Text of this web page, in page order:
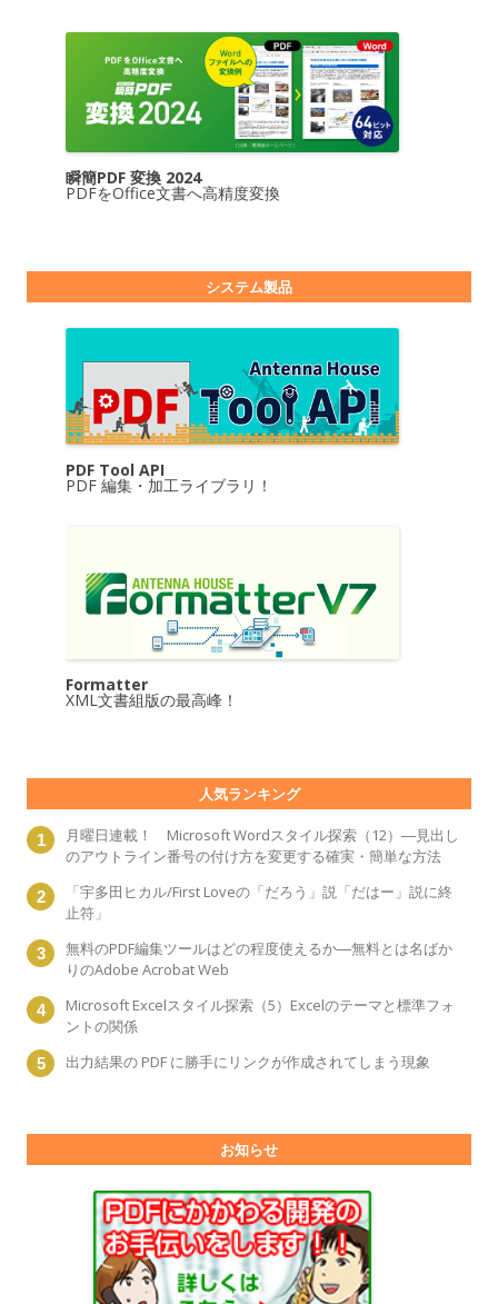
瞬簡PDF 変換 2024
PDFをOffice文書へ高精度変換
システム製品
PDF Tool API
PDF 編集・加工ライブラリ！
Formatter
XML文書組版の最高峰！
人気ランキング
月曜日連載！ Microsoft Wordスタイル探索（12）―見出し
のアウトライン番号の付け方を変更する確実・簡単な方法
「宇多田ヒカル/First Loveの「だろう」説「だはー」説に終
止符」
無料のPDF編集ツールはどの程度使えるか―無料とは名ばか
りのAdobe Acrobat Web
Microsoft Excelスタイル探索（5）Excelのテーマと標準フォ
ントの関係
出力結果の PDF に勝手にリンクが作成されてしまう現象
お知らせ